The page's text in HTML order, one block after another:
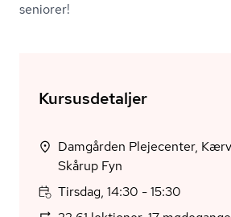
seniorer!
Kursusdetaljer
Damgården Plejecenter,
Skårup Fyn
Tirsdag, 14:30 - 15:30